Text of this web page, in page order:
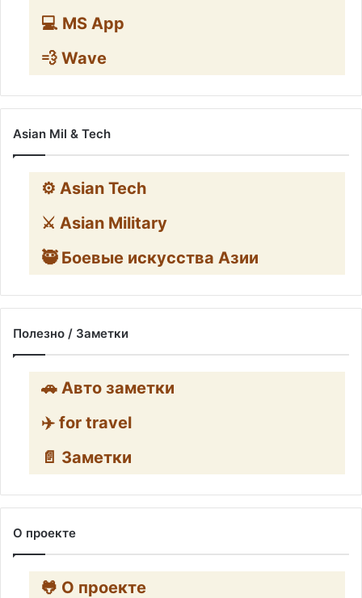
💻 MS App
💨 Wave
Asian Mil & Tech
⚙️ Asian Tech
⚔️ Asian Military
🥷 Боевые искусства Азии
Полезно / Заметки
🚗 Авто заметки
✈️ for travel
📄 Заметки
О проекте
🐸 О проекте